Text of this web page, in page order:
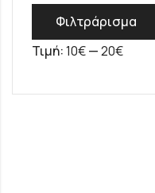
Φιλτράρισμα
Τιμή:10€—20€